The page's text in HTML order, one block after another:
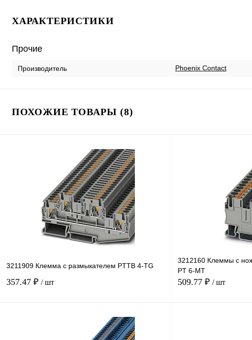
ХАРАКТЕРИСТИКИ
Прочие
Производитель Phoenix Contact
ПОХОЖИЕ ТОВАРЫ (8)
3211909 Клемма с размыкателем PTTB 4-TG
357.47 ₽ / шт
В корзину
3212160 Клеммы с
PT 6-MT
509.77 ₽ / шт